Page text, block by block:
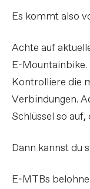
Es kommt also
Achte auf
E-Mountainbike.
Kontrolliere die
Verbindungen.
Schlüssel so
Dann kannst du
E-MTBs